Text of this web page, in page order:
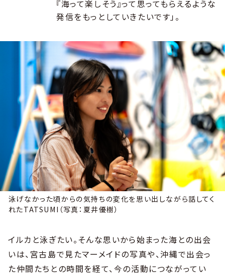
『海って楽しそう』って思ってもらえるような
発信をもっとしていきたいです」。
泳げなかった頃からの気持ちの変化を思い出しながら話してく
れたTATSUMI（写真：夏井優樹）
イルカと泳ぎたい。そんな思いから始まった海との出会
いは、宮古島で見たマーメイドの写真や、沖縄で出会っ
た仲間たちとの時間を経て、今の活動につながってい